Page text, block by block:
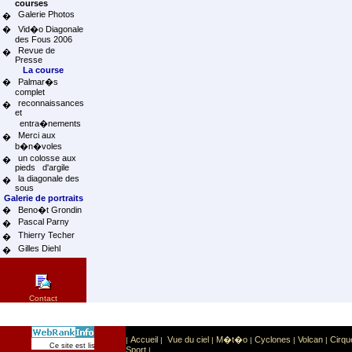
courses
�
Galerie Photos
�
Vid�o Diagonale
des Fous 2006
�
Revue de
Presse
La course
�
Palmar�s
complet
�
reconnaissances
et
entra�nements
�
Merci aux
b�n�voles
�
un colosse aux
pieds d'argile
�
la diagonale des
sous
Galerie de portraits
�
Beno�t Grondin
�
Pascal Parny
�
Thierry Techer
�
Gilles Diehl
Contact
Ce site est list� dans la cat�gorie Sport Sports extr�mes
| Accueil | Vue du ciel | M�t�o | Cyclones | Volcan |
Sport |